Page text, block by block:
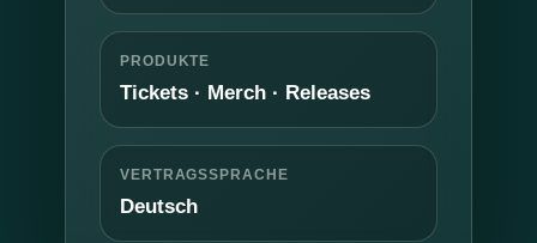
PRODUKTE
Tickets · Merch · Releases
VERTRAGSSPRACHE
Deutsch